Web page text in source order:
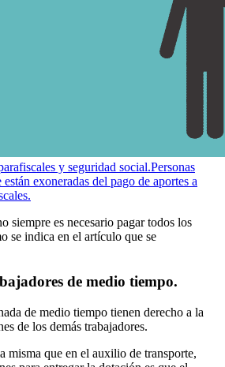
y seguridad social.Personas
exoneradas del pago de aportes a
siempre es necesario pagar todos los
se indica en el artículo que se
de medio tiempo.
de medio tiempo tienen derecho a la
de los demás trabajadores.
misma que en el auxilio de transporte,